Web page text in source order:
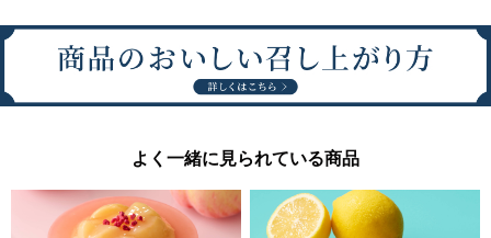
よく一緒に見られている商品